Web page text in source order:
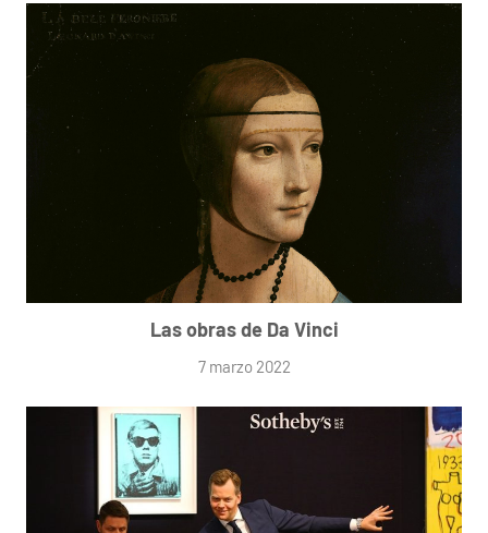
Las obras de Da Vinci
7 marzo 2022